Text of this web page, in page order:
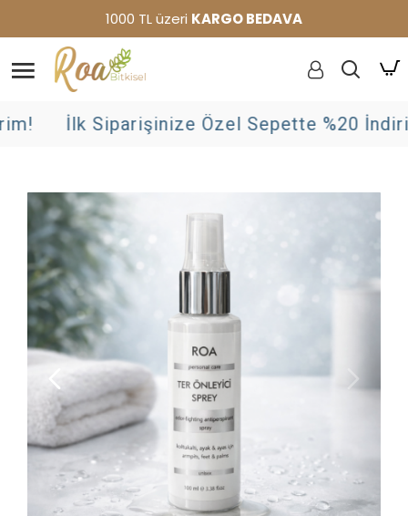
1000 TL üzeri KARGO BEDAVA
İlk Siparişinize Özel Sepette %20